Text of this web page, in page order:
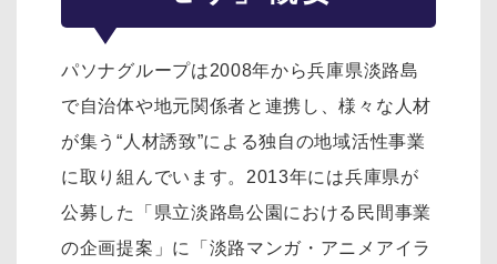
パソナグループは2008年から兵庫県淡路島
で自治体や地元関係者と連携し、様々な人材
が集う“人材誘致”による独自の地域活性事業
に取り組んでいます。2013年には兵庫県が
公募した「県立淡路島公園における民間事業
の企画提案」に「淡路マンガ・アニメアイラ